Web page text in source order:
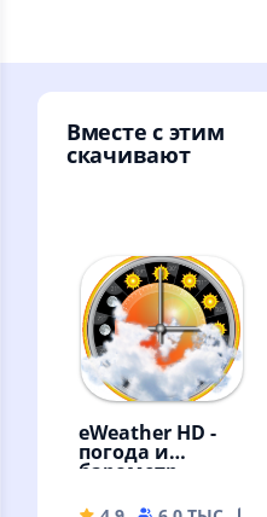
Вместе с этим
скачивают
eWeather HD -
погода и
барометр